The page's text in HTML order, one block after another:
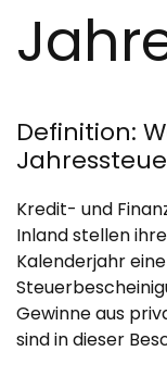
Definition:
Kredit- und
Inland stellen
Kalenderjahr
Gewinne aus
sind in dieser